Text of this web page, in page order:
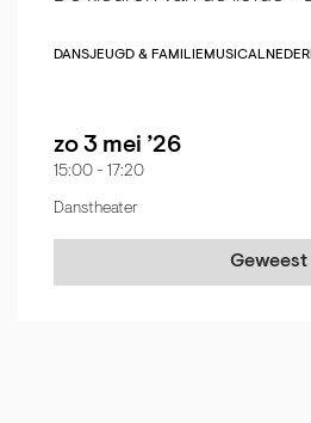
DANSJEUGD & FAMILIE MUSICAL
zo 3 mei ’26
15:00 - 17:20
Danstheater
Geweest